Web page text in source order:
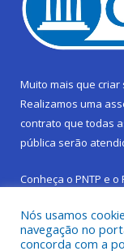
Muito mais que criar
Realizamos uma
contrato que todas
pública serão
Conheça o PNTP e o
Nós usamos
navegação no
concorda com a